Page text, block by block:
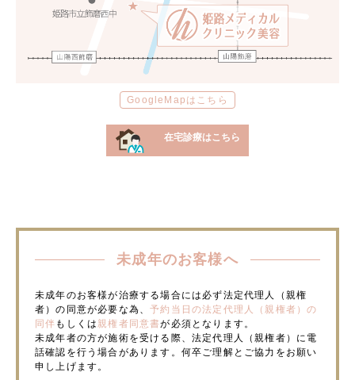
GoogleMapはこちら
在宅診療はこちら
未成年のお客様へ
未成年のお客様が治療する場合には必ず法定代理人（親権
者）の同意が必要な為、予約当日の法定代理人（親権者）の
同伴 もしくは親権者同意書が必須となります。
未成年者の方が施術を受ける際、法定代理人（親権者）に電
話確認を行う場合があります。何卒ご理解とご協力をお願い
申し上げます。